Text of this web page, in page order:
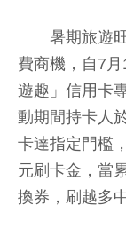
暑期旅遊旺
費商機，自7
遊趣」信用卡
動期間持卡人
卡達指定門檻
元刷卡金，當
換券，刷越多